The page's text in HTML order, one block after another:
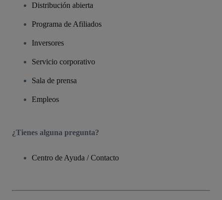
Distribución abierta
Programa de Afiliados
Inversores
Servicio corporativo
Sala de prensa
Empleos
¿Tienes alguna pregunta?
Centro de Ayuda / Contacto